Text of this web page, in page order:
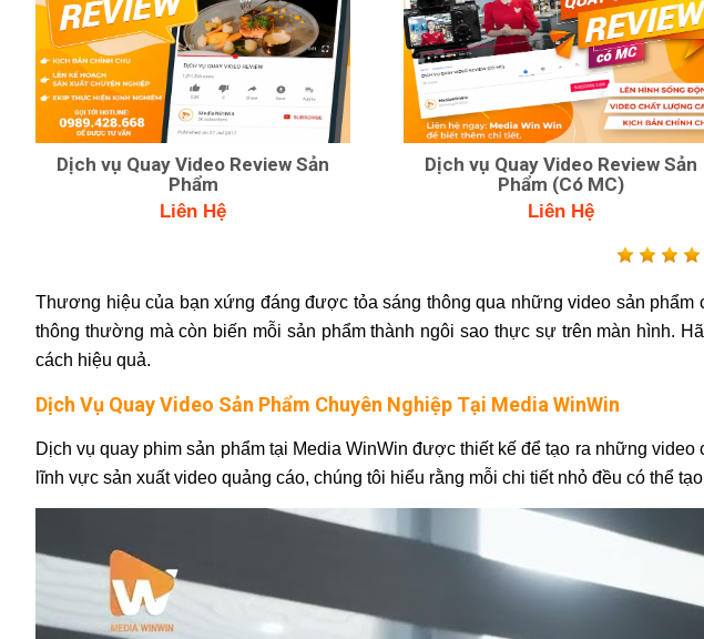
Dịch vụ Quay Video Review Sản
Phẩm
Liên Hệ
Dịch vụ Quay Video Review Sản
Phẩm (Có MC)
Liên Hệ
Thương hiệu của bạn xứng đáng được tỏa sáng thông qua những video sản
thông thường mà còn biến mỗi sản phẩm thành ngôi sao thực sự trên màn hình.
cách hiệu quả.
Dịch Vụ Quay Video Sản Phẩm Chuyên Nghiệp Tại Media WinWin
Dịch vụ quay phim sản phẩm tại Media WinWin được thiết kế để tạo ra những
lĩnh vực sản xuất video quảng cáo, chúng tôi hiểu rằng mỗi chi tiết nhỏ đều có thể